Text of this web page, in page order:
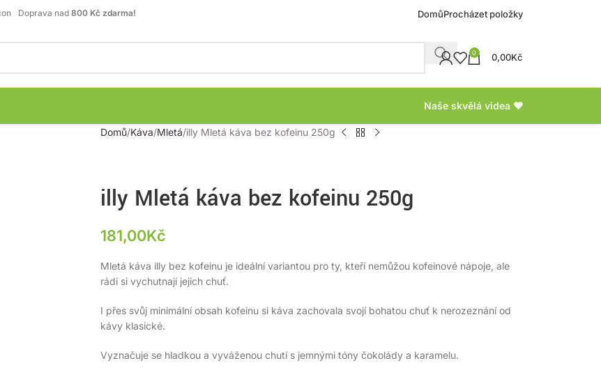
Doprava nad 800 Kč zdarma! DomůProcházet položky
0 0,00Kč
Naše skvělá videa ❤
Domů Káva Mletá illy Mletá káva bez kofeinu 250g
illy Mletá káva bez kofeinu 250g
181,00Kč
Mletá káva illy bez kofeinu je ideální variantou pro ty, kteří nemůžou kofeinové nápoje, ale
rádi si vychutnají jejich chuť.
I přes svůj minimální obsah kofeinu si káva zachovala svojí bohatou chuť k nerozeznání od
kávy klasické.
Vyznačuje se hladkou a vyváženou chutí s jemnými tóny čokolády a karamelu.